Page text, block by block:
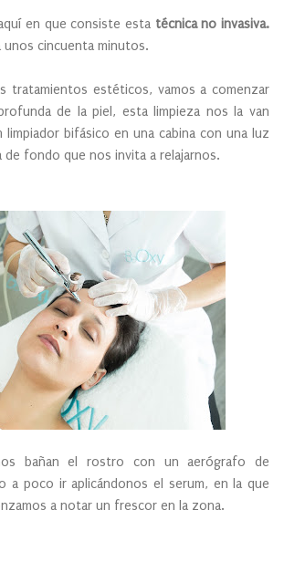
en que consiste esta técnica no invasiva.
unos cincuenta minutos.
tratamientos estéticos, vamos a comenzar
de la piel, esta limpieza nos la van
limpiador bifásico en una cabina con una luz
de fondo que nos invita a relajarnos.
bañan el rostro con un aerógrafo de
a poco ir aplicándonos el serum, en la que
a notar un frescor en la zona.